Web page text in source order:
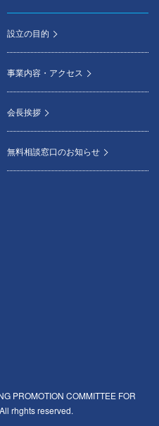
設立の目的
事業内容・アクセス
会長挨拶
無料相談窓口のお知らせ
PROMOTION COMMITTEE FOR
rhghts reserved.